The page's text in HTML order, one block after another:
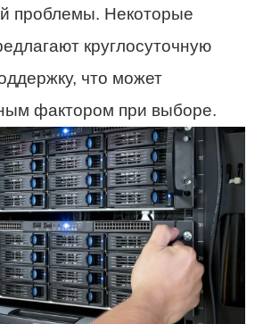
проблемы. Некоторые
круглосуточную
что может
фактором при выборе.